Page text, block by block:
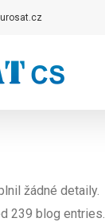
žádné detaily.
239 blog entries.